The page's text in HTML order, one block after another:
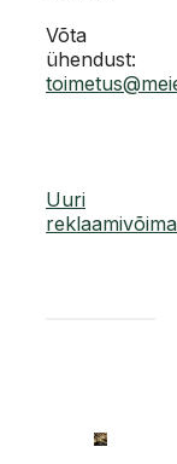
Võta
ühendust:
Uuri